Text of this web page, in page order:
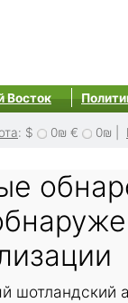
Восток
: $ 0₪ € 0₪
шотландский